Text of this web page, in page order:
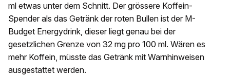
ml etwas unter dem Schnitt. Der grössere Koffein-
Spender als das Getränk der roten Bullen ist der M-
Budget Energydrink, dieser liegt genau bei der
gesetzlichen Grenze von 32 mg pro 100 ml. Wären es
mehr Koffein, müsste das Getränk mit Warnhinweisen
ausgestattet werden.